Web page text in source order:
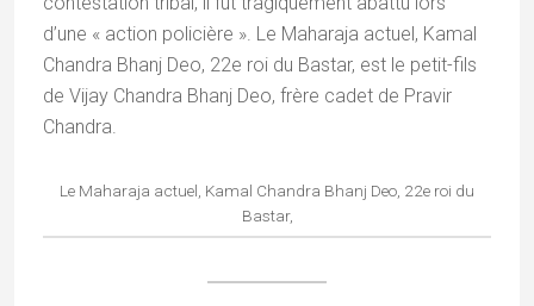
d’une « action policière ». Le Maharaja actuel, Kamal
Chandra Bhanj Deo, 22e roi du Bastar, est le petit-fils
de Vijay Chandra Bhanj Deo, frère cadet de Pravir
Chandra.
Le Maharaja actuel, Kamal Chandra Bhanj Deo, 22e roi du
Bastar,